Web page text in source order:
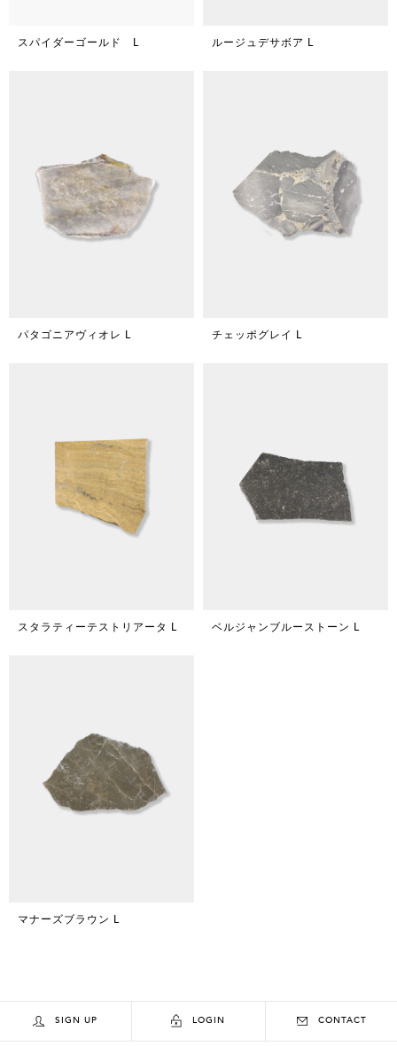
スパイダーゴールド L ルージュデサボア L
パタゴニアヴィオレ L チェッポグレイ L
スタラティーテストリアータ L ベルジャンブルーストーン L
マナーズブラウン L
SIGN UP LOGIN CONTACT